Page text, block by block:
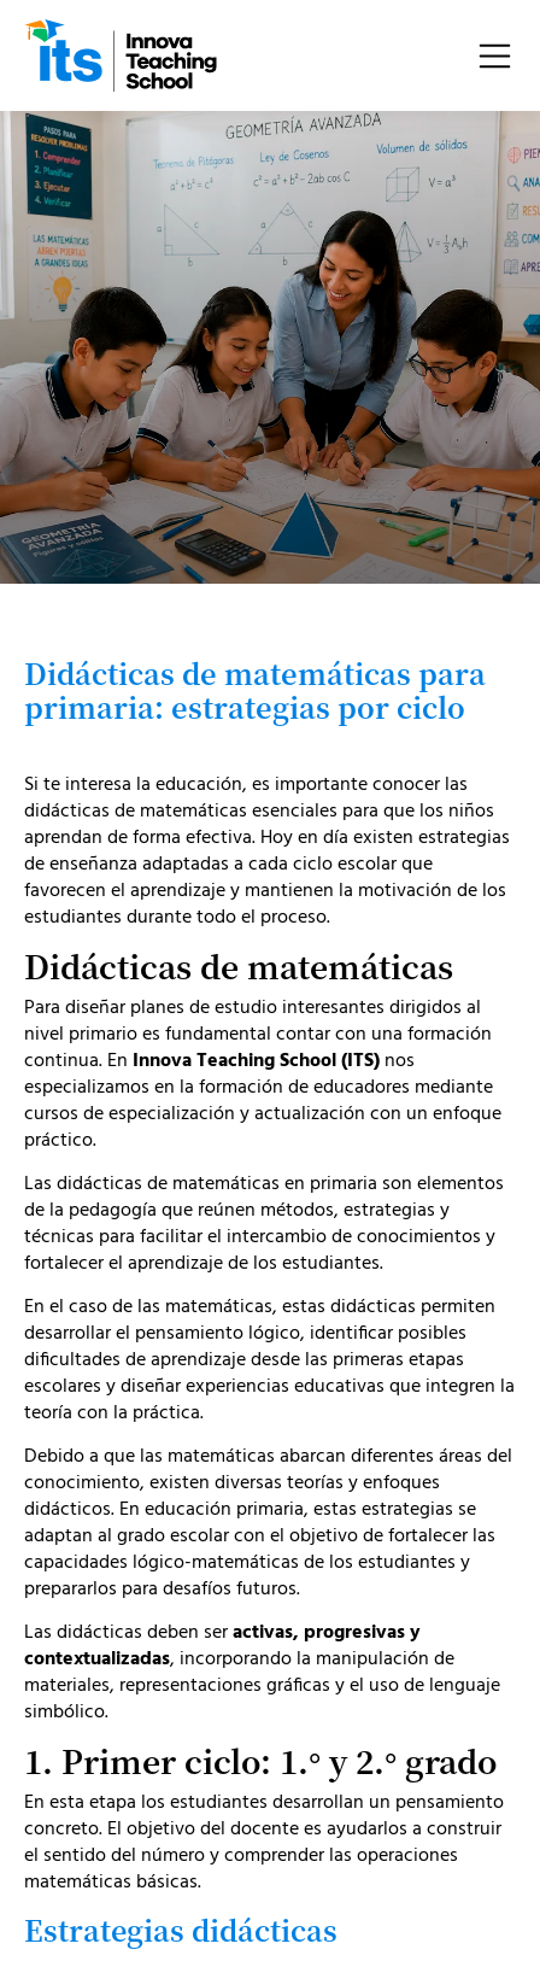
Didácticas de matemáticas para
primaria: estrategias por ciclo
Si te interesa la educación, es importante conocer las
didácticas de matemáticas esenciales para que los niños
aprendan de forma efectiva. Hoy en día existen estrategias
de enseñanza adaptadas a cada ciclo escolar que
favorecen el aprendizaje y mantienen la motivación de los
estudiantes durante todo el proceso.
Didácticas de matemáticas
Para diseñar planes de estudio interesantes dirigidos al
nivel primario es fundamental contar con una formación
continua. En Innova Teaching School (ITS)nos
especializamos en la formación de educadores mediante
cursos de especialización y actualización con un enfoque
práctico.
Las didácticas de matemáticas en primaria son elementos
de la pedagogía que reúnen métodos, estrategias y
técnicas para facilitar el intercambio de conocimientos y
fortalecer el aprendizaje de los estudiantes.
En el caso de las matemáticas, estas didácticas permiten
desarrollar el pensamiento lógico, identificar posibles
dificultades de aprendizaje desde las primeras etapas
escolares y diseñar experiencias educativas que integren la
teoría con la práctica.
Debido a que las matemáticas abarcan diferentes áreas del
conocimiento, existen diversas teorías y enfoques
didácticos. En educación primaria, estas estrategias se
adaptan al grado escolar con el objetivo de fortalecer las
capacidades lógico-matemáticas de los estudiantes y
prepararlos para desafíos futuros.
Las didácticas deben seractivas, progresivas y
contextualizadas, incorporando la manipulación de
materiales, representaciones gráficas y el uso de lenguaje
simbólico.
1. Primer ciclo: 1.° y 2.° grado
En esta etapa los estudiantes desarrollan un pensamiento
concreto. El objetivo del docente es ayudarlos a construir
el sentido del número y comprender las operaciones
matemáticas básicas.
Estrategias didácticas